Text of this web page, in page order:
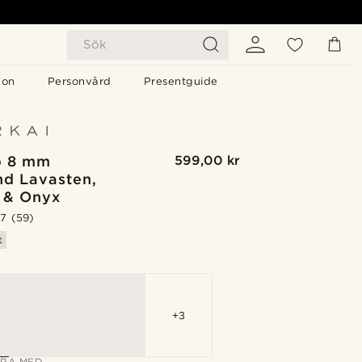
Sök
Personvård Presentguide
8 mm
Lavasten,
Onyx
599,00 kr
(59)
+3